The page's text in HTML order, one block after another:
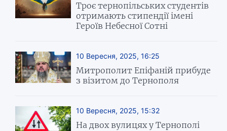
Троє тернопільських студентів
отримають стипендії імені
Героїв Небесної Сотні
10 Вересня, 2025, 16:25
Митрополит Епіфаній прибуде
з візитом до Тернополя
10 Вересня, 2025, 15:32
На двох вулицях у Тернополі